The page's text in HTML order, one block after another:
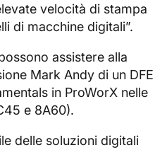
velocità di stampa
di macchine digitali”.
assistere alla
Mark Andy di un DFE
in ProWorX nelle
e 8A60).
delle soluzioni digitali